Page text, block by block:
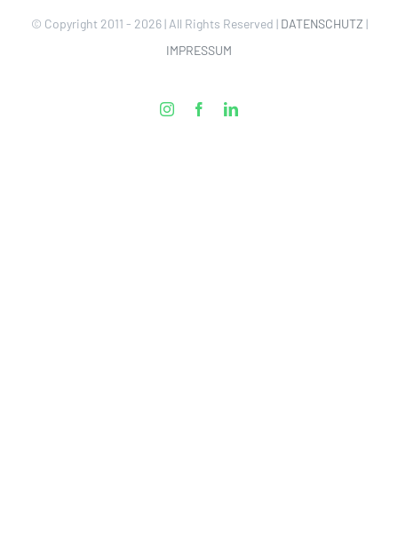
© Copyright 2011 - 2026 | All Rights Reserved | DATENSCHUTZ |
IMPRESSUM
InstagramFacebookLinkedIn